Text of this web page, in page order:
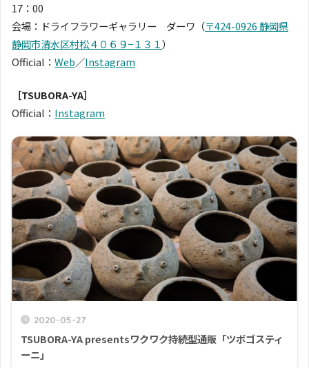
17：00
会場：ドライフラワーギャラリー ダーワ（〒424-0926 静岡県
静岡市清水区村松４０６９−１３１）
Official： Web／Instagram
［TSUBORA-YA］
Official： Instagram
2020-05-27
TSUBORA-YA presentsワクワク持続型通販「ツボゴスティ
ーニ」